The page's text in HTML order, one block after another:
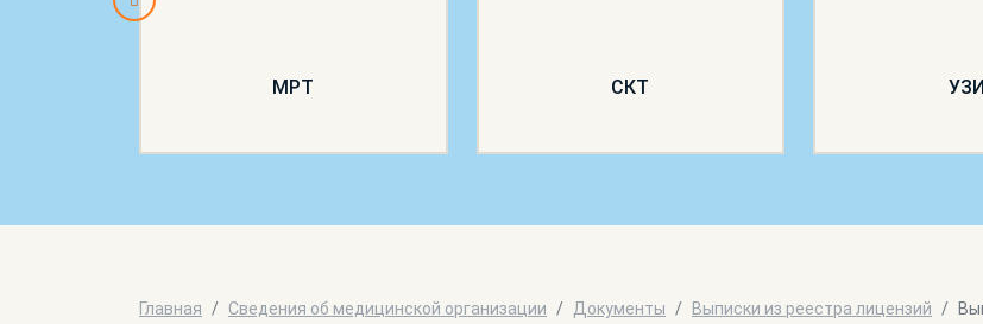
МРТ СКТ УЗИ
Главная Сведения об медицинской организации Документы Выписки из реестра лицензий